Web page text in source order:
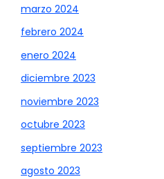
marzo 2024
febrero 2024
enero 2024
diciembre 2023
noviembre 2023
octubre 2023
septiembre 2023
agosto 2023